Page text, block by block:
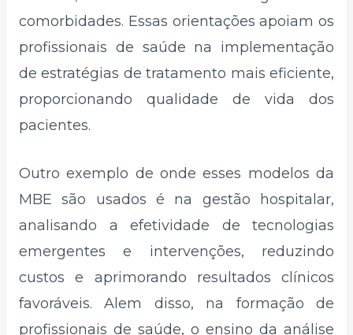
comorbidades. Essas orientações apoiam os
profissionais de saúde na implementação
de estratégias de tratamento mais eficiente,
proporcionando qualidade de vida dos
pacientes.
Outro exemplo de onde esses modelos da
MBE são usados é na gestão hospitalar,
analisando a efetividade de tecnologias
emergentes e intervenções, reduzindo
custos e aprimorando resultados clínicos
favoráveis. Alem disso, na formação de
profissionais de saúde, o ensino da análise